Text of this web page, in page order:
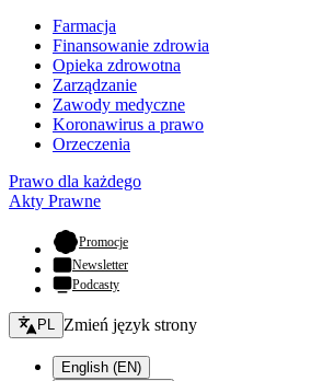
Farmacja
Finansowanie zdrowia
Opieka zdrowotna
Zarządzanie
Zawody medyczne
Koronawirus a prawo
Orzeczenia
Prawo dla każdego
Akty Prawne
Promocje- otwiera się w nowej karcie
Newsletter
Podcasty
Zmień język - bieżący:
PL Zmień język strony
English (EN)